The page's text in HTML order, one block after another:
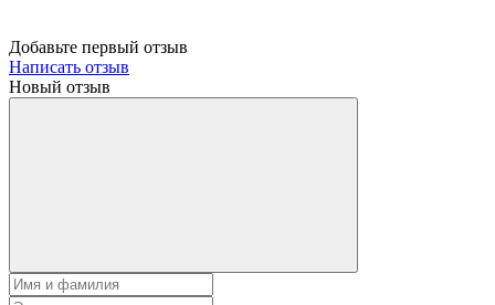
Добавьте первый отзыв
Написать отзыв
Новый отзыв